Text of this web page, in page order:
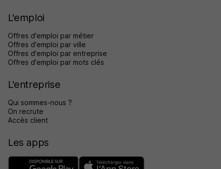
L'emploi
Offres d'emploi par métier
Offres d'emploi par ville
Offres d'emploi par entreprise
Offres d'emploi par mots clés
L'entreprise
Qui sommes-nous ?
On recrute
Accès client
Les apps